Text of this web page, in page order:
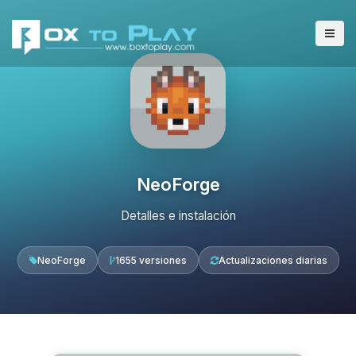
NeoForge
Detalles e instalación
NeoForge 1655 versiones Actualizaciones diarias